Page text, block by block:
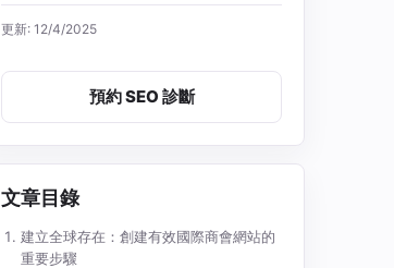
更新: 12/4/2025
預約 SEO 診斷
文章目錄
建立全球存在：創建有效國際商會網站的
重要步驟